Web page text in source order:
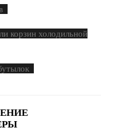
корзин холодильной